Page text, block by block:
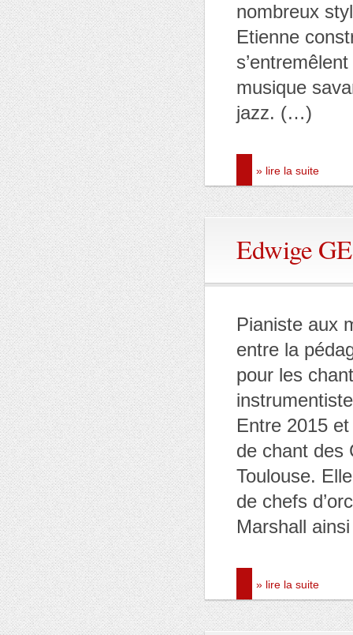
nombreux
Etienne
musique
jazz. (…)
» lire la suite
Edwige
Pianiste aux
entre la
pour les
Entre 2015
de chant des
Toulouse.
de chefs
Marshall
» lire la suite